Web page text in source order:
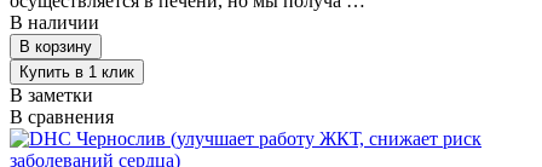
В наличии
В заметки
В сравнения